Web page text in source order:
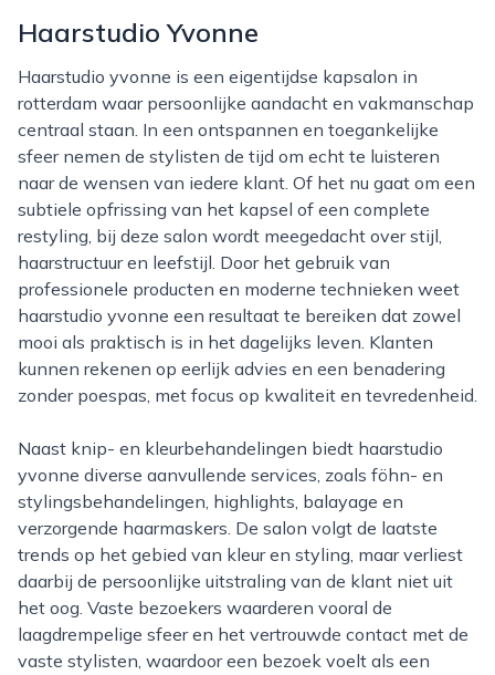
Haarstudio Yvonne
Haarstudio yvonne is een eigentijdse kapsalon in
rotterdam waar persoonlijke aandacht en vakmanschap
centraal staan. In een ontspannen en toegankelijke
sfeer nemen de stylisten de tijd om echt te luisteren
naar de wensen van iedere klant. Of het nu gaat om een
subtiele opfrissing van het kapsel of een complete
restyling, bij deze salon wordt meegedacht over stijl,
haarstructuur en leefstijl. Door het gebruik van
professionele producten en moderne technieken weet
haarstudio yvonne een resultaat te bereiken dat zowel
mooi als praktisch is in het dagelijks leven. Klanten
kunnen rekenen op eerlijk advies en een benadering
zonder poespas, met focus op kwaliteit en tevredenheid.
Naast knip- en kleurbehandelingen biedt haarstudio
yvonne diverse aanvullende services, zoals föhn- en
stylingsbehandelingen, highlights, balayage en
verzorgende haarmaskers. De salon volgt de laatste
trends op het gebied van kleur en styling, maar verliest
daarbij de persoonlijke uitstraling van de klant niet uit
het oog. Vaste bezoekers waarderen vooral de
laagdrempelige sfeer en het vertrouwde contact met de
vaste stylisten, waardoor een bezoek voelt als een